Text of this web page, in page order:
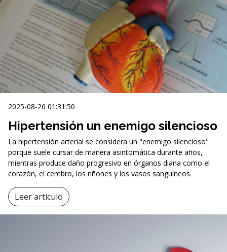
2025-08-26 01:31:50
Hipertensión un enemigo silencioso
La hipertensión arterial se considera un "enemigo silencioso"
porque suele cursar de manera asintomática durante años,
mientras produce daño progresivo en órganos diana como el
corazón, el cerebro, los riñones y los vasos sanguíneos.
Leer artículo